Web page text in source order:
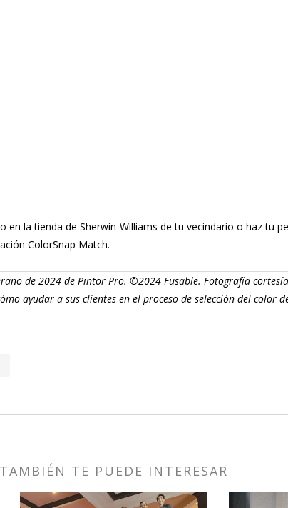
en la tienda de Sherwin-Williams de tu vecindario o haz tu
ColorSnap Match.
de 2024 de Pintor Pro. ©2024 Fusable. Fotografía
ayudar a sus clientes en el proceso de selección del color
TAMBIÉN TE PUEDE INTERESAR